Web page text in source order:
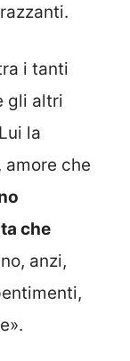
i tanti
gli altri
la
che
che
anzi,